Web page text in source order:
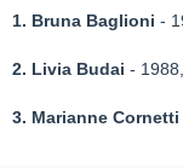
1. Bruna Baglioni -
2. Livia Budai -
3. Marianne Cornetti